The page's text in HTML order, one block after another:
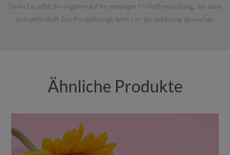
Sie im Einzelfall die Angaben auf der jeweiligen Produktverpackung, nur diese
sind verbindlich. Das Produktdesign kann von der Abbildung abweichen.
Ähnliche Produkte